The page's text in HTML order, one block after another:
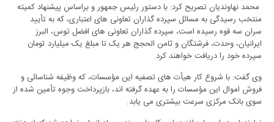
محمد نهاوندیان تصریح کرد: با دستور رئیس جمهور و براساس پیشنهاد کمیته
منتخب رسیدگی به مسائل سپرده گذاران تعاونی های اعتباری، که به تأیید
سران سه قوه رسیده است، سپرده گذاران تعاونی های افضل توس، البرز
ایرانیان، وحدت، فرشتگان و ثامن الحجج هر یک تا مبلغ یک میلیارد تومان
سپرده خود را دریافت خواهند کرد.
وی گفت: با شروع کار هیأت های تصفیه این مؤسسات، که وظیفه شناسائی و
فروش اموال این مؤسسات را به عهده گرفته اند، بازپرداخت وجوه تأمین شده از
سوی بانک مرکزی سرعت بیشتری می یابد.